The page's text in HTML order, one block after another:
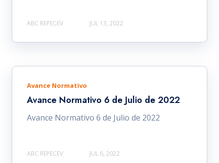
ABC REPECEV JUL 13, 2022
Avance Normativo
Avance Normativo 6 de Julio de 2022
Avance Normativo 6 de Julio de 2022
ABC REPECEV JUL 6, 2022